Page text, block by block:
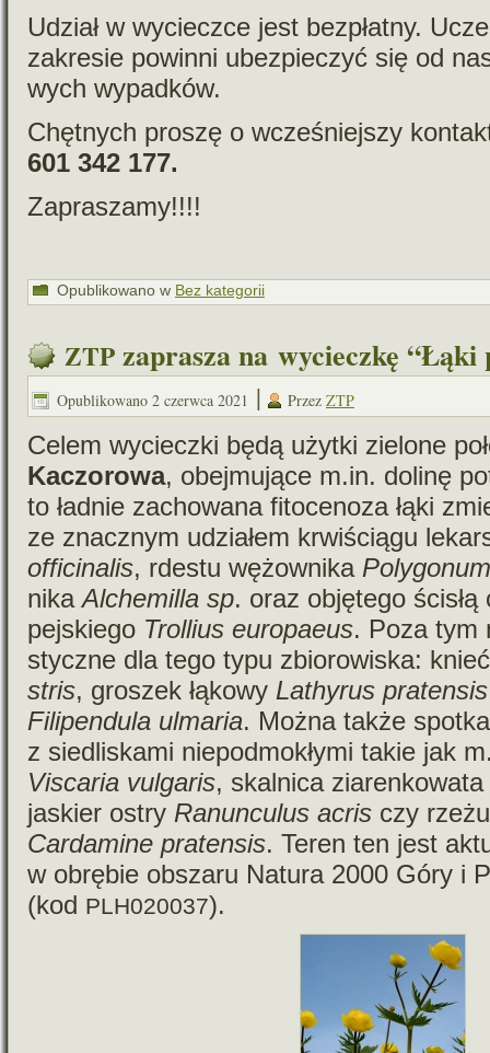
Udział w wycieczce jest bez­płatny.
zakre­sie powinni ubez­pie­czyć się od
wych wypadków.
Chętnych pro­szę o wcze­śniej­szy
601 342 177.
Zapraszamy!!!!
Opublikowano w Bez kategorii
ZTP zaprasza na wycieczkę “Łąki
Opublikowano 2 czerwca 2021 | Przez ZTP
Celem wycieczki będą użytki zie­lone
Kaczorowa, obej­mu­jące m.in. dolinę
to ładnie zacho­wana fito­ce­noza łąki
ze znacz­nym udzia­łem krwi­ściągu
offi­ci­na­lis, rde­stu wężow­nika
nikaAlchemilla sp. oraz obję­tego
pej­skiego Trollius euro­pa­eus. Poza tym
styczne dla tego typu zbio­ro­wi­ska:
stris, gro­szek łąkowy Lathyrus pra­ten­sis
Filipendula ulma­ria. Można także
z sie­dli­skami nie­pod­mo­kłymi takie jak
Viscaria vul­ga­ris, skal­nica zia­ren­ko­wata
jaskier ostry Ranunculus acris czy
Cardamine pra­ten­sis. Teren ten jest
w obrę­bie obszaru Natura 2000 Góry i
(kod PLH020037).